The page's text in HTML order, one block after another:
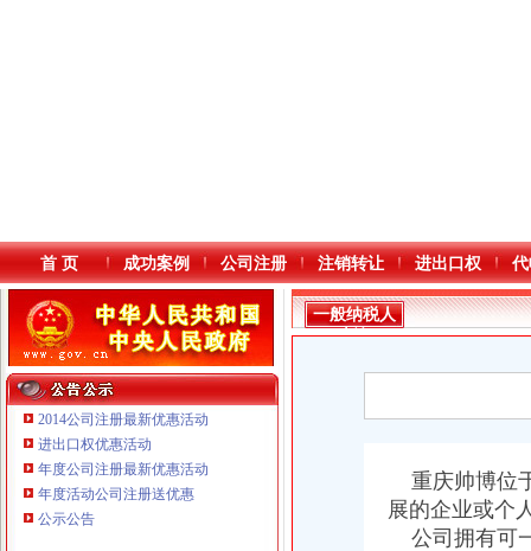
本站导航
首 页 成功案例 公司注册 注销转让 进出口权
2014公司注册最新优惠活动
进出口权优惠活动
年度公司注册最新优惠活动
年度活动公司注册送优惠
公示公告
一般纳税人
查询
重庆帅博位
展的企业或个
公司拥有可